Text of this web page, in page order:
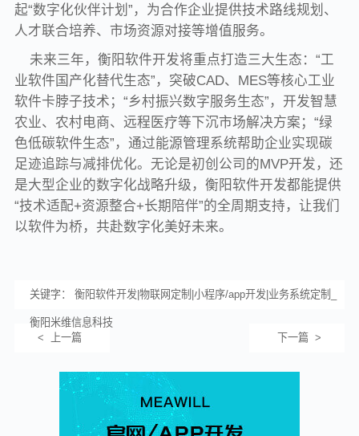
起“数字化伙伴计划”，为合作企业提供技术路线规划、
人才联合培养、市场资源对接等增值服务。
未来三年，衡阳软件开发将重点打造三大生态：“工
业软件国产化替代生态”，突破CAD、MES等核心工业
软件卡脖子技术；“乡村振兴数字服务生态”，开发智慧
农业、农村电商、远程医疗等下沉市场解决方案；“绿
色低碳软件生态”，通过能源管理系统帮助企业实现碳
足迹追踪与减排优化。无论是初创公司的MVP开发，还
是大型企业的数字化战略升级，衡阳软件开发都能提供
“技术适配+资源整合+长期陪伴”的全周期支持，让我们
以软件为桥，共赴数字化美好未来。
关键字： 衡阳软件开发|物联网定制|小程序/app开发|业务系统定制_
衡阳米维信息科技
< 上一篇
下一篇 >